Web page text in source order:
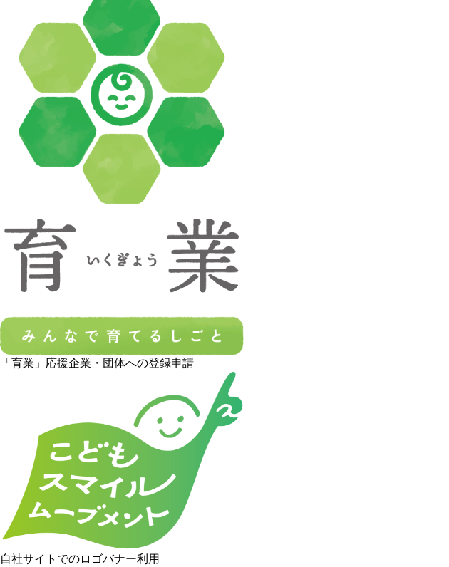
「育業」応援企業・団体への登録申請
自社サイトでのロゴバナー利用